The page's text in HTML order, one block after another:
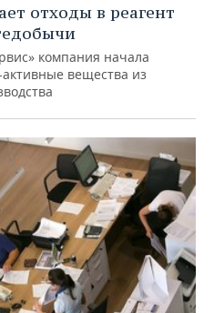
отходы в реагент
компания начала
вещества из